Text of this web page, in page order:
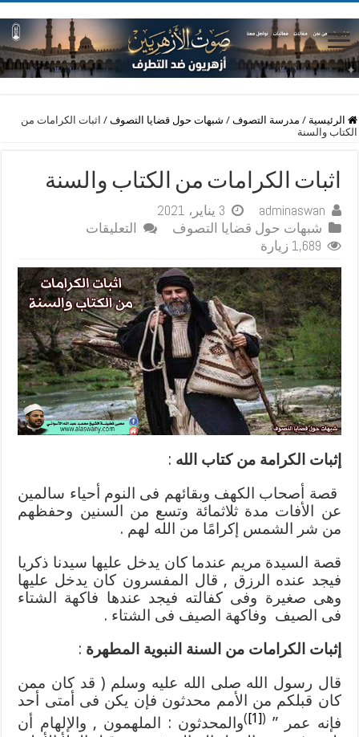
الرئيسية / مدرسة التصوف / شبهات حول قضايا التصوف / اثبات الكرامات من
الكتاب والسنة
اثبات الكرامات من الكتاب والسنة
adminaswan
3 يناير، 2021
شبهات حول قضايا التصوف
التعليقات
من
الكتاب
والسنة
مغلقة
1,689 زيارة
إثبات الكرامة من كتاب الله :
قصة أصحاب الكهف وبقائهم فى النوم أحياء سالمين
عن الأفات مدة ثلاثمائة وتسع من السنين وحفظهم
من شر الشمس إكرامًا من الله لهم .
قصة السيدة مريم عندما كان يدخل عليها سيدنا ذكريا
فيجد عنده الرزق , قال المفسرون كان يدخل عليها
وهى صغيرة وفى كفالته فيجد عندها فاكهة الشتاء
فى الصيف وفاكهة الصيف فى الشتاء .
إثبات الكرامات من السنة النبوية المطهرة :
قال رسول الله صلى الله عليه وسلم ( قد كان ممن
كان قبلكم من الأمم محدثون فإن يكن فى أمتى أحد
فإنه عمر ”(
[1]
)والمحدثون : الملهمون , والإلهام أن